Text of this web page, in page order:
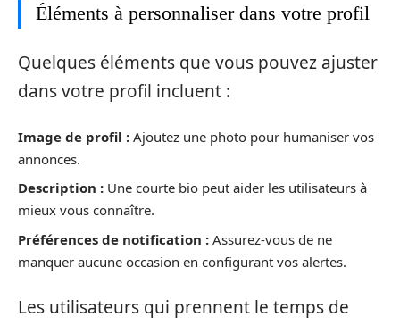
Éléments à personnaliser dans votre profil
Quelques éléments que vous pouvez ajuster
dans votre profil incluent :
Image de profil : Ajoutez une photo pour humaniser vos
annonces.
Description : Une courte bio peut aider les utilisateurs à
mieux vous connaître.
Préférences de notification : Assurez-vous de ne
manquer aucune occasion en configurant vos alertes.
Les utilisateurs qui prennent le temps de